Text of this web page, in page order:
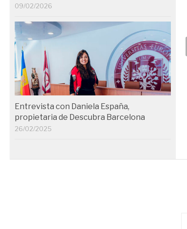
TripActions
gamificiación
viajes
12/03/2018
09/02/2026
Entrevista con Daniela España,
propietaria de Descubra Barcelona
26/02/2025